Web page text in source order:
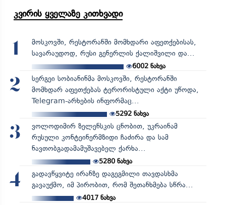
კვირის ყველაზე კითხვადი
1
მოსკოვში, რესტორანში მომხდარი აფეთქებისას,
სავარაუდოდ, რუსი გენერლის ქალიშვილი და...
6002 ნახვა
2
სერგეი სობიანინმა მოსკოვში, რესტორანში
მომხდარ აფეთქებას ტერორისტული აქტი უწოდა,
Telegram-არხების ინფორმაც...
5292ნახვა
3
ვოლოდიმირ ზელენსკის ცნობით, უკრაინამ
რუსული კონტეინერმზიდი ჩაძირა და სამ
ნავთობგადამამუშავებელ ქარხა...
5280ნახვა
4
გადავწყვიტე ირანზე დაგეგმილი თავდასხმა
გავაუქმო, იმ პირობით, რომ შეთანხმება სწრა...
4017ნახვა